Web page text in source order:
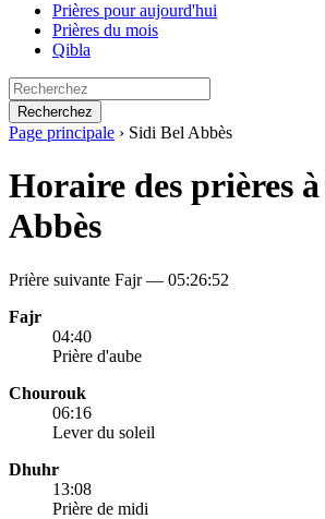
Prières pour aujourd'hui
Prières du mois
Qibla
Recherchez
Page principale › Sidi Bel Abbès
Horaire des prières
Abbès
Prière suivante Fajr — 05:26:52
Fajr
04:40
Prière d'aube
Chourouk
06:16
Lever du soleil
Dhuhr
13:08
Prière de midi